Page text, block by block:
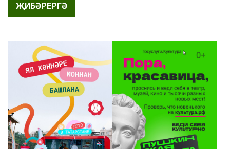
ҖИБӘРЕРГӘ